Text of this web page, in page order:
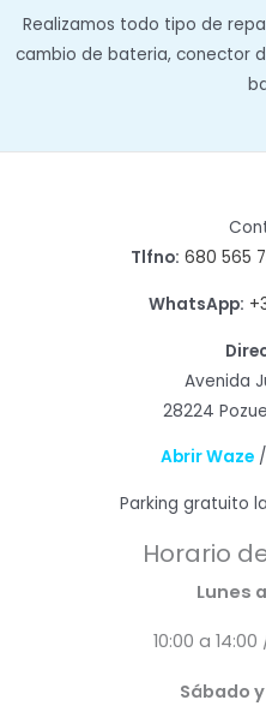
Realizamos todo tipo de
cambio de bateria, conector
Tlfno: 680 565
WhatsApp:
Avenida
28224
Abrir Waze
Parking gratuito
Horario
Lunes
10:00 a
Sábado